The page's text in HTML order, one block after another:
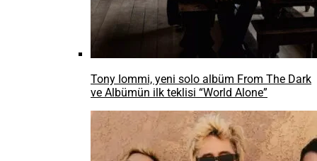
Tony Iommi, yeni solo albüm From The Dark
ve Albümün ilk teklisi “World Alone”